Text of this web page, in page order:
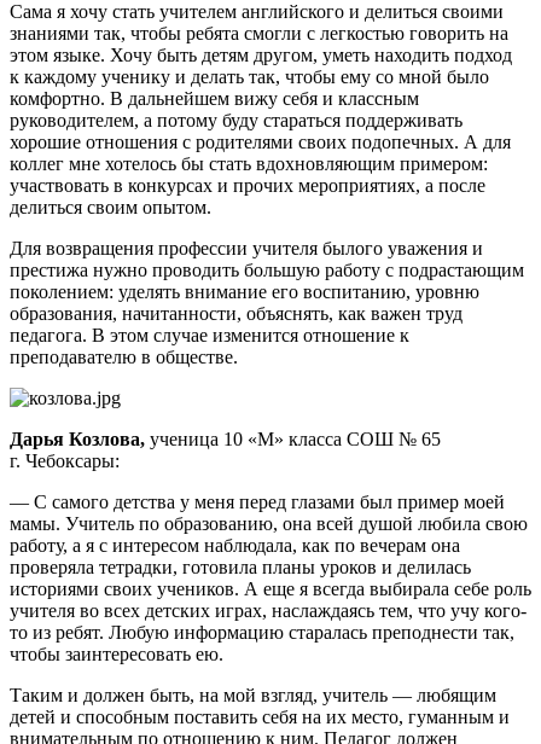
Сама я хочу стать учителем английского и делиться своими
знаниями так, чтобы ребята смогли с легкостью говорить на
этом языке. Хочу быть детям другом, уметь находить подход
к каждому ученику и делать так, чтобы ему со мной было
комфортно. В дальнейшем вижу себя и классным
руководителем, а потому буду стараться поддерживать
хорошие отношения с родителями своих подопечных. А для
коллег мне хотелось бы стать вдохновляющим примером:
участвовать в конкурсах и прочих мероприятиях, а после
делиться своим опытом.
Для возвращения профессии учителя былого уважения и
престижа нужно проводить большую работу с подрастающим
поколением: уделять внимание его воспитанию, уровню
образования, начитанности, объяснять, как важен труд
педагога. В этом случае изменится отношение к
преподавателю в обществе.
Дарья Козлова, ученица 10 «М» класса СОШ № 65
г. Чебоксары:
— С самого детства у меня перед глазами был пример моей
мамы. Учитель по образованию, она всей душой любила свою
работу, а я с интересом наблюдала, как по вечерам она
проверяла тетрадки, готовила планы уроков и делилась
историями своих учеников. А еще я всегда выбирала себе роль
учителя во всех детских играх, наслаждаясь тем, что учу кого-
то из ребят. Любую информацию старалась преподнести так,
чтобы заинтересовать ею.
Таким и должен быть, на мой взгляд, учитель — любящим
детей и способным поставить себя на их место, гуманным и
внимательным по отношению к ним. Педагог должен